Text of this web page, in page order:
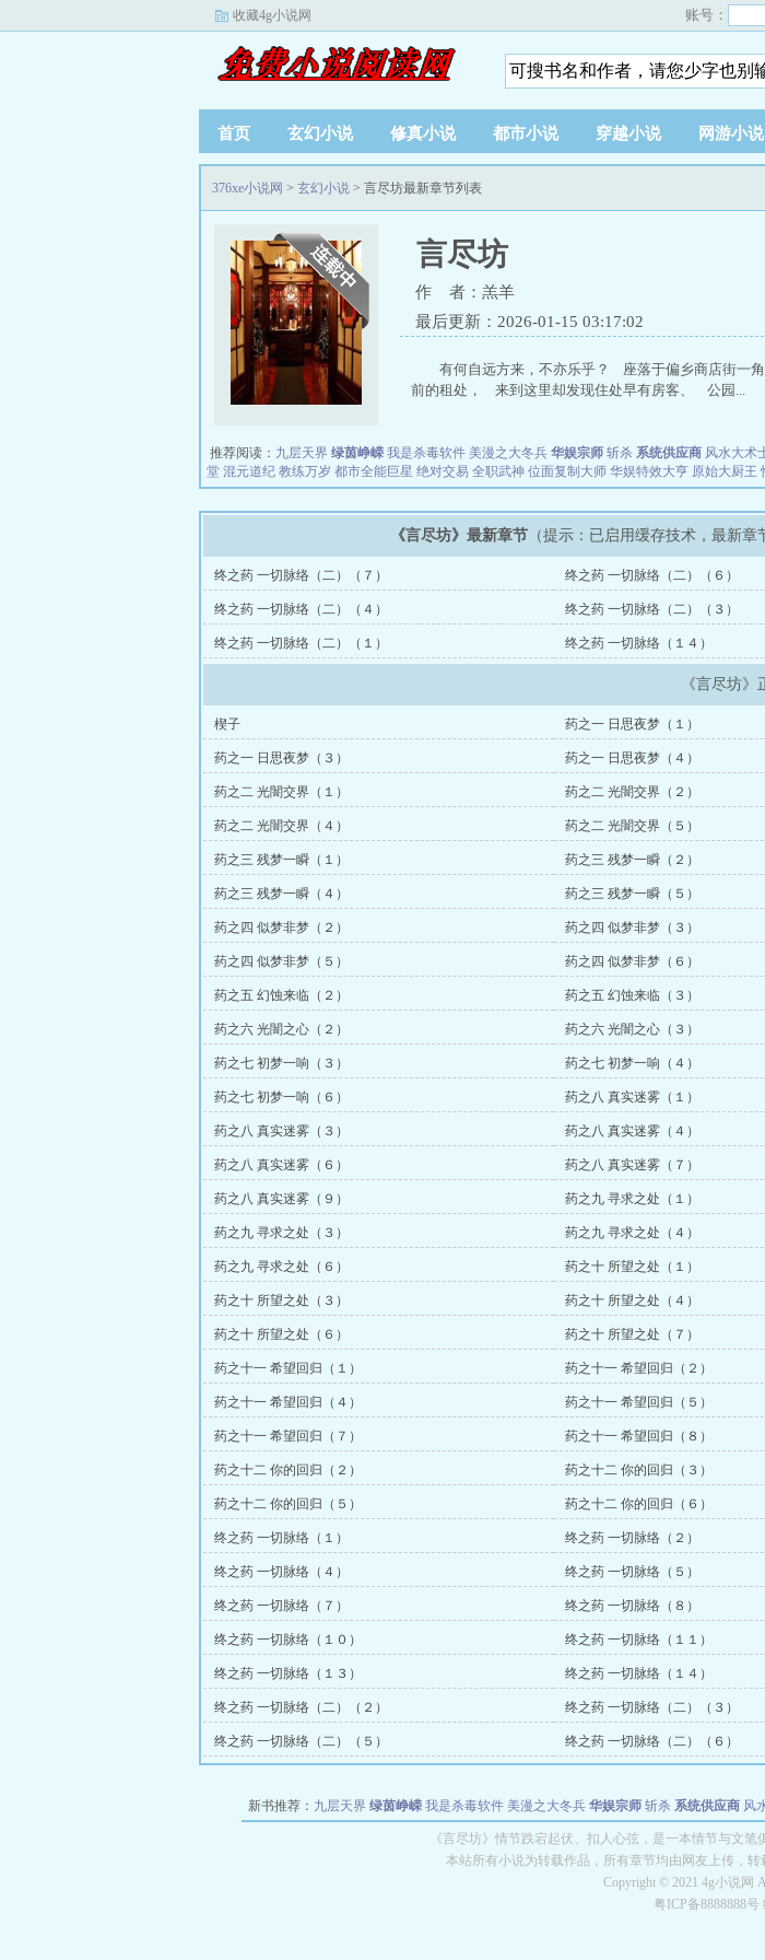
收藏4g小说网 账号：
首页 玄幻小说 修真小说 都市小说 穿越小说 网游小说
376xe小说网 > 玄幻小说 > 言尽坊最新章节列表
言尽坊
作 者：羔羊
最后更新：2026-01-15 03:17:02
有何自远方来，不亦乐乎？ 座落于偏乡商店街一
前的租处， 来到这里却发现住处早有房客、 公园...
推荐阅读： 九层天界 绿茵峥嵘 我是杀毒软件 美漫之大冬兵 华娱宗师 斩杀 系统供应商 风水大术
堂 混元道纪 教练万岁 都市全能巨星 绝对交易 全职武神 位面复制大师 华娱特效大亨 原始大厨王
《言尽坊》最新章节 （提示：已启用缓存技术，最新
终之药 一切脉络（二）（７） 终之药 一切脉络（二）（６）
终之药 一切脉络（二）（４） 终之药 一切脉络（二）（３）
终之药 一切脉络（二）（１） 终之药 一切脉络（１４）
《言尽坊》
楔子 药之一 日思夜梦（１）
药之一 日思夜梦（３） 药之一 日思夜梦（４）
药之二 光闇交界（１） 药之二 光闇交界（２）
药之二 光闇交界（４） 药之二 光闇交界（５）
药之三 残梦一瞬（１） 药之三 残梦一瞬（２）
药之三 残梦一瞬（４） 药之三 残梦一瞬（５）
药之四 似梦非梦（２） 药之四 似梦非梦（３）
药之四 似梦非梦（５） 药之四 似梦非梦（６）
药之五 幻蚀来临（２） 药之五 幻蚀来临（３）
药之六 光闇之心（２） 药之六 光闇之心（３）
药之七 初梦一响（３） 药之七 初梦一响（４）
药之七 初梦一响（６） 药之八 真实迷雾（１）
药之八 真实迷雾（３） 药之八 真实迷雾（４）
药之八 真实迷雾（６） 药之八 真实迷雾（７）
药之八 真实迷雾（９） 药之九 寻求之处（１）
药之九 寻求之处（３） 药之九 寻求之处（４）
药之九 寻求之处（６） 药之十 所望之处（１）
药之十 所望之处（３） 药之十 所望之处（４）
药之十 所望之处（６） 药之十 所望之处（７）
药之十一 希望回归（１） 药之十一 希望回归（２）
药之十一 希望回归（４） 药之十一 希望回归（５）
药之十一 希望回归（７） 药之十一 希望回归（８）
药之十二 你的回归（２） 药之十二 你的回归（３）
药之十二 你的回归（５） 药之十二 你的回归（６）
终之药 一切脉络（１） 终之药 一切脉络（２）
终之药 一切脉络（４） 终之药 一切脉络（５）
终之药 一切脉络（７） 终之药 一切脉络（８）
终之药 一切脉络（１０） 终之药 一切脉络（１１）
终之药 一切脉络（１３） 终之药 一切脉络（１４）
终之药 一切脉络（二）（２） 终之药 一切脉络（二）（３）
终之药 一切脉络（二）（５） 终之药 一切脉络（二）（６）
新书推荐： 九层天界 绿茵峥嵘 我是杀毒软件 美漫之大冬兵 华娱宗师 斩杀 系统供应商 风
教练万岁 都市全能巨星 绝对交易 全职武神 位面复制大师 华娱特
长别打脸
《言尽坊》情节跌宕起伏、扣人心弦，是一本情节与文笔
本站所有小说为转载作品，所有章节均由网友上传，转
Copyright © 2021 4g小说网
粤ICP备8888888号